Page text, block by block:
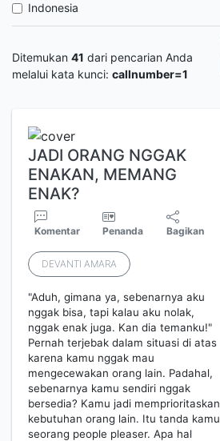
Indonesia
Ditemukan 41 dari pencarian Anda
melalui kata kunci: callnumber=1
JADI ORANG NGGAK
ENAKAN, MEMANG
ENAK?
Komentar Penanda Bagikan
DEVANTI AMARA
"Aduh, gimana ya, sebenarnya aku
nggak bisa, tapi kalau aku nolak,
nggak enak juga. Kan dia temanku!"
Pernah terjebak dalam situasi di atas
karena kamu nggak mau
mengecewakan orang lain. Padahal,
sebenarnya kamu sendiri nggak
bersedia? Kamu jadi memprioritaskan
kebutuhan orang lain. Itu tanda kamu
seorang people pleaser. Apa hal